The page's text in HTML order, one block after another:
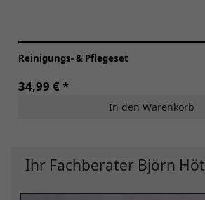
Reinigungs- & Pflegeset
34,99 € *
In den Warenkorb
Ihr Fachberater Björn